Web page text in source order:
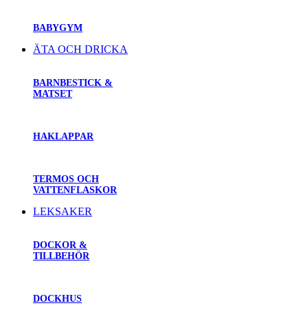
BABYGYM
ÄTA OCH DRICKA
BARNBESTICK &
MATSET
HAKLAPPAR
TERMOS OCH
VATTENFLASKOR
LEKSAKER
DOCKOR &
TILLBEHÖR
DOCKHUS